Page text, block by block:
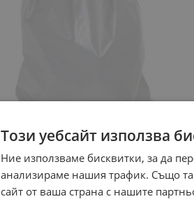
Този уебсайт използва
Ние използваме бисквитки, за да
анализираме нашия трафик. Също
сайт от ваша страна с нашите